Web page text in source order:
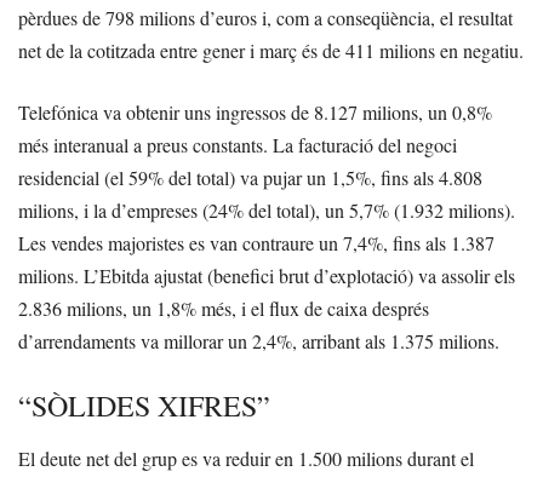
pèrdues de 798 milions d’euros i, com a conseqüència, el resultat
net de la cotitzada entre gener i març és de 411 milions en negatiu.
Telefónica va obtenir uns ingressos de 8.127 milions, un 0,8%
més interanual a preus constants. La facturació del negoci
residencial (el 59% del total) va pujar un 1,5%, fins als 4.808
milions, i la d’empreses (24% del total), un 5,7% (1.932 milions).
Les vendes majoristes es van contraure un 7,4%, fins als 1.387
milions. L’Ebitda ajustat (benefici brut d’explotació) va assolir els
2.836 milions, un 1,8% més, i el flux de caixa després
d’arrendaments va millorar un 2,4%, arribant als 1.375 milions.
“SÒLIDES XIFRES”
El deute net del grup es va reduir en 1.500 milions durant el